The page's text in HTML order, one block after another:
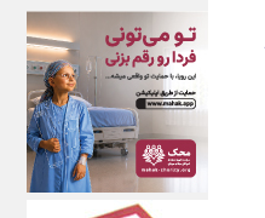
اکوفارس
اکونگار
اکونیوز
الف
انتشار آنلاین
اندیشه قرن
اندیشه معاصر